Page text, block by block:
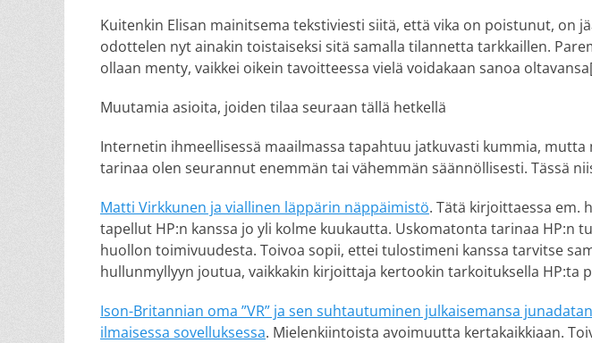
Kuitenkin Elisan mainitsema tekstiviesti siitä, että vika on poistunut, on
odottelen nyt ainakin toistaiseksi sitä samalla tilannetta tarkkaillen.
ollaan menty, vaikkei oikein tavoitteessa vielä voidakaan sanoa
Muutamia asioita, joiden tilaa seuraan tällä hetkellä
Internetin ihmeellisessä maailmassa tapahtuu jatkuvasti kummia, mutta
tarinaa olen seurannut enemmän tai vähemmän säännöllisesti. Tässä
Matti Virkkunen ja viallinen läppärin näppäimistö. Tätä kirjoittaessa em.
tapellut HP:n kanssa jo yli kolme kuukautta. Uskomatonta tarinaa HP:n
huollon toimivuudesta. Toivoa sopii, ettei tulostimeni kanssa tarvitse
hullunmyllyyn joutua, vaikkakin kirjoittaja kertookin tarkoituksella HP:ta
Ison-Britannian oma ”VR” ja sen suhtautuminen julkaisemansa
ilmaisessa sovelluksessa. Mielenkiintoista avoimuutta kertakaikkiaan.